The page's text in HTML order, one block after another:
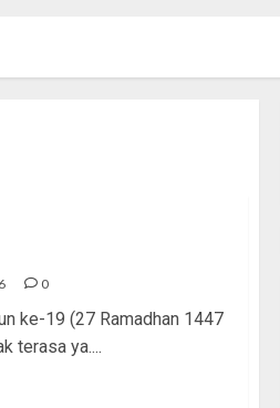
0
ke-19 (27 Ramadhan 1447
terasa ya....